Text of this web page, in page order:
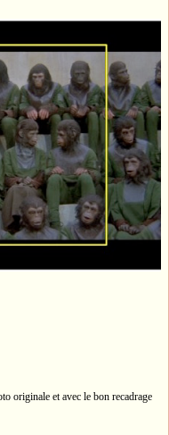
originale et avec le bon recadrage